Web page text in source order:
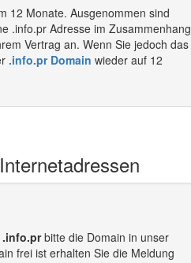
12 Monate. Ausgenommen sind
.info.pr Adresse im Zusammenhang
Vertrag an. Wenn Sie jedoch das
.info.pr Domain wieder auf 12
.info.prbitte die Domain in unser
frei ist erhalten Sie die Meldung